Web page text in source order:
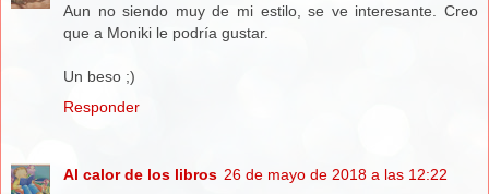
Aun no siendo muy de mi estilo, se ve interesante. Creo
que a Moniki le podría gustar.
Un beso ;)
Responder
Al calor de los libros 26 de mayo de 2018 a las 12:22